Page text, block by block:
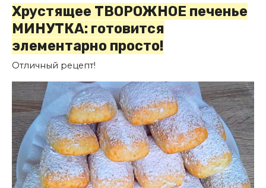
Хрустящее ТВОРОЖНОЕ печенье
МИНУТКА: готовится
элементарно просто!
Отличный рецепт!